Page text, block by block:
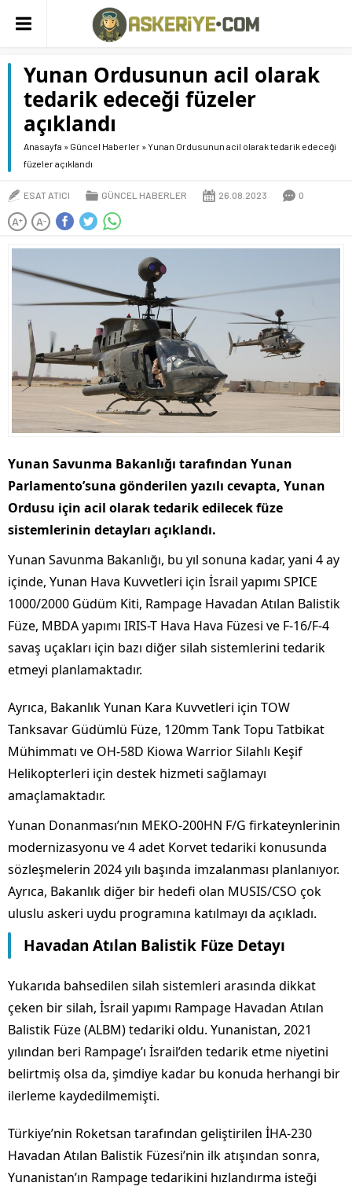
Yunan Ordusunun acil olarak
tedarik edeceği füzeler
açıklandı
Anasayfa » Güncel Haberler »Yunan Ordusunun acil olarak tedarik edeceği
füzeler açıklandı
ESAT ATICI GÜNCEL HABERLER 26.08.2023 0
A+ A-
Yunan Savunma Bakanlığı tarafından Yunan
Parlamento’suna gönderilen yazılı cevapta, Yunan
Ordusu için acil olarak tedarik edilecek füze
sistemlerinin detayları açıklandı.
Yunan Savunma Bakanlığı, bu yıl sonuna kadar, yani 4 ay
içinde, Yunan Hava Kuvvetleri için İsrail yapımı SPICE
1000/2000 Güdüm Kiti, Rampage Havadan Atılan Balistik
Füze, MBDA yapımı IRIS-T Hava Hava Füzesi ve F-16/F-4
savaş uçakları için bazı diğer silah sistemlerini tedarik
etmeyi planlamaktadır.
Ayrıca, Bakanlık Yunan Kara Kuvvetleri için TOW
Tanksavar Güdümlü Füze, 120mm Tank Topu Tatbikat
Mühimmatı ve OH-58D Kiowa Warrior Silahlı Keşif
Helikopterleri için destek hizmeti sağlamayı
amaçlamaktadır.
Yunan Donanması’nın MEKO-200HN F/G firkateynlerinin
modernizasyonu ve 4 adet Korvet tedariki konusunda
sözleşmelerin 2024 yılı başında imzalanması planlanıyor.
Ayrıca, Bakanlık diğer bir hedefi olan MUSIS/CSO çok
uluslu askeri uydu programına katılmayı da açıkladı.
Havadan Atılan Balistik Füze Detayı
Yukarıda bahsedilen silah sistemleri arasında dikkat
çeken bir silah, İsrail yapımı Rampage Havadan Atılan
Balistik Füze (ALBM) tedariki oldu. Yunanistan, 2021
yılından beri Rampage’ı İsrail’den tedarik etme niyetini
belirtmiş olsa da, şimdiye kadar bu konuda herhangi bir
ilerleme kaydedilmemişti.
Türkiye’nin Roketsan tarafından geliştirilen İHA-230
Havadan Atılan Balistik Füzesi’nin ilk atışından sonra,
Yunanistan’ın Rampage tedarikini hızlandırma isteği